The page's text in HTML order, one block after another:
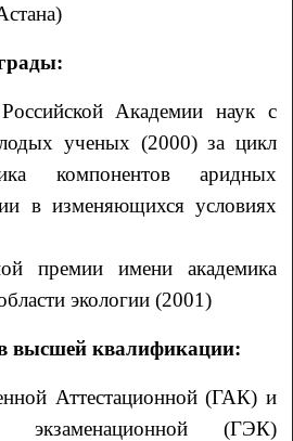
Академии наук с
ученых (2000) за цикл
компонентов аридных
в изменяющихся условиях
премии имени академика
экологии (2001)
высшей квалификации:
Аттестационной (ГАК) и
экзаменационной (ГЭК)